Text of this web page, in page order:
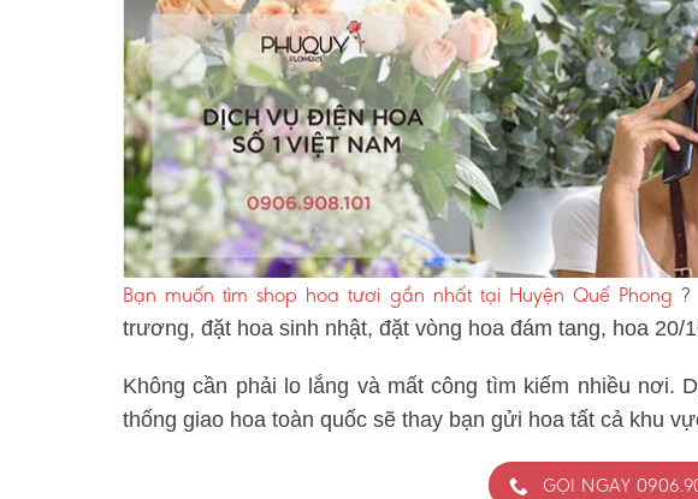
Bạn muốn tìm shop hoa tươi gần nhất tại Huyện Quế Phong ?
trương, đặt hoa sinh nhật, đặt vòng hoa đám tang, hoa 20/
Không cần phải lo lắng và mất công tìm kiếm nhiều nơi.
thống giao hoa toàn quốc sẽ thay bạn gửi hoa tất cả khu
GỌI NGAY